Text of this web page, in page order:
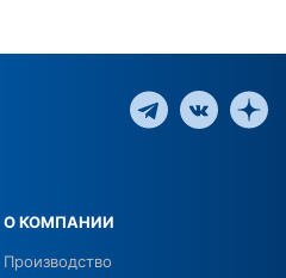
О КОМПАНИИ
Производство